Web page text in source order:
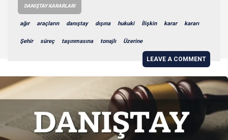
DANIŞTAY KARARLARI
ağır araçların danıştay dışına hukuki İlişkin karar kararı
Şehir süreç taşınmasına tonajlı Üzerine
LEAVE A COMMENT